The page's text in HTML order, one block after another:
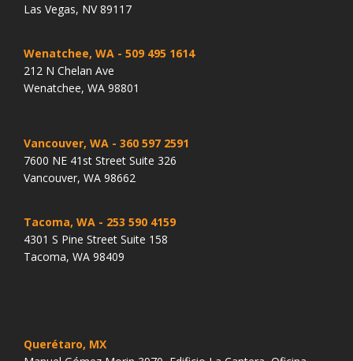
Las Vegas, NV 89117
Wenatchee, WA - 509 495 1614
212 N Chelan Ave
Wenatchee, WA 98801
Vancouver, WA - 360 597 2591
7600 NE 41st Street Suite 326
Vancouver, WA 98662
Tacoma, WA - 253 590 4159
4301 S Pine Street Suite 158
Tacoma, WA 98409
Querétaro, MX